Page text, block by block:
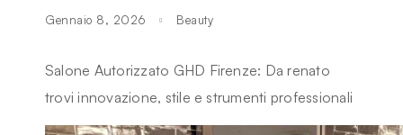
Gennaio 8, 2026 Beauty
Salone Autorizzato GHD Firenze: Da renato
trovi innovazione, stile e strumenti professionali